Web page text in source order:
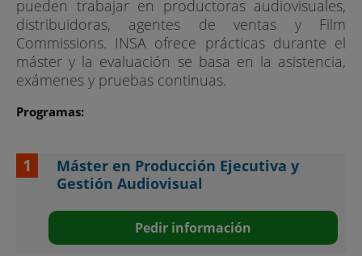
pueden trabajar en productoras audiovisuales,
distribuidoras, agentes de ventas y Film
Commissions. INSA ofrece prácticas durante el
máster y la evaluación se basa en la asistencia,
exámenes y pruebas continuas.
Programas:
Máster en Producción Ejecutiva y
Gestión Audiovisual
Pedir información